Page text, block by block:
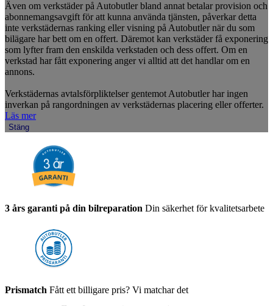
Även om verkstäder på Autobutler bland annat betalar provision och
abonnemangsavgift för att kunna använda tjänsten, påverkar detta
inte verkstädernas ranking eller visning på Autobutler när du som
bilägare har bett om en offert. Däremot kan verkstäder få exponering
som lyfter fram den enskilda verkstaden och dess offert. Om en
verkstad har fått exponering anger vi alltid att det handlar om en
annons.
Verkstädernas avtalsförpliktelser gentemot Autobutler har ingen
inverkan på rangordningen av verkstädernas placering eller offerter.
Läs mer
Stäng
3 års garanti på din bilreparation Din säkerhet för kvalitetsarbete
Prismatch Fått ett billigare pris? Vi matchar det